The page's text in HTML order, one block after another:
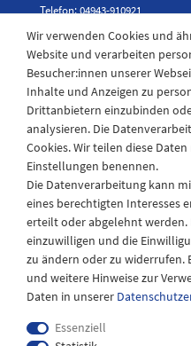
Telefon: 04943-910921
Laden
Montag - Freitag
08:30 - 12:30 und 13.00 -
Samstags
08:30 bis 12:30 Uhr
Wir verwenden Cookies und
Website und verarbeiten
Besucher:innen unserer
Inhalte und Anzeigen zu
Drittanbietern einzubinden
analysieren. Die
Cookies. Wir teilen diese
Einstellungen benennen.
Die Datenverarbeitung kann
eines berechtigten Interesses
erteilt oder abgelehnt werden.
einzuwilligen und die
zu ändern oder zu widerrufen.
und weitere Hinweise zur
Daten in unserer
Essenziell